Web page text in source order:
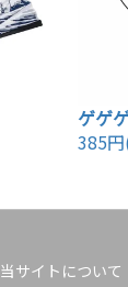
ゲゲ
385
当サイトについて